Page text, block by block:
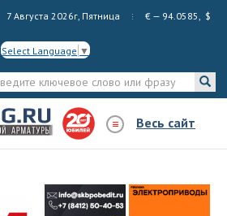
7 Августа 2026г, Пятница € — 94.0585, $
Select Language ▼
Весь сайт